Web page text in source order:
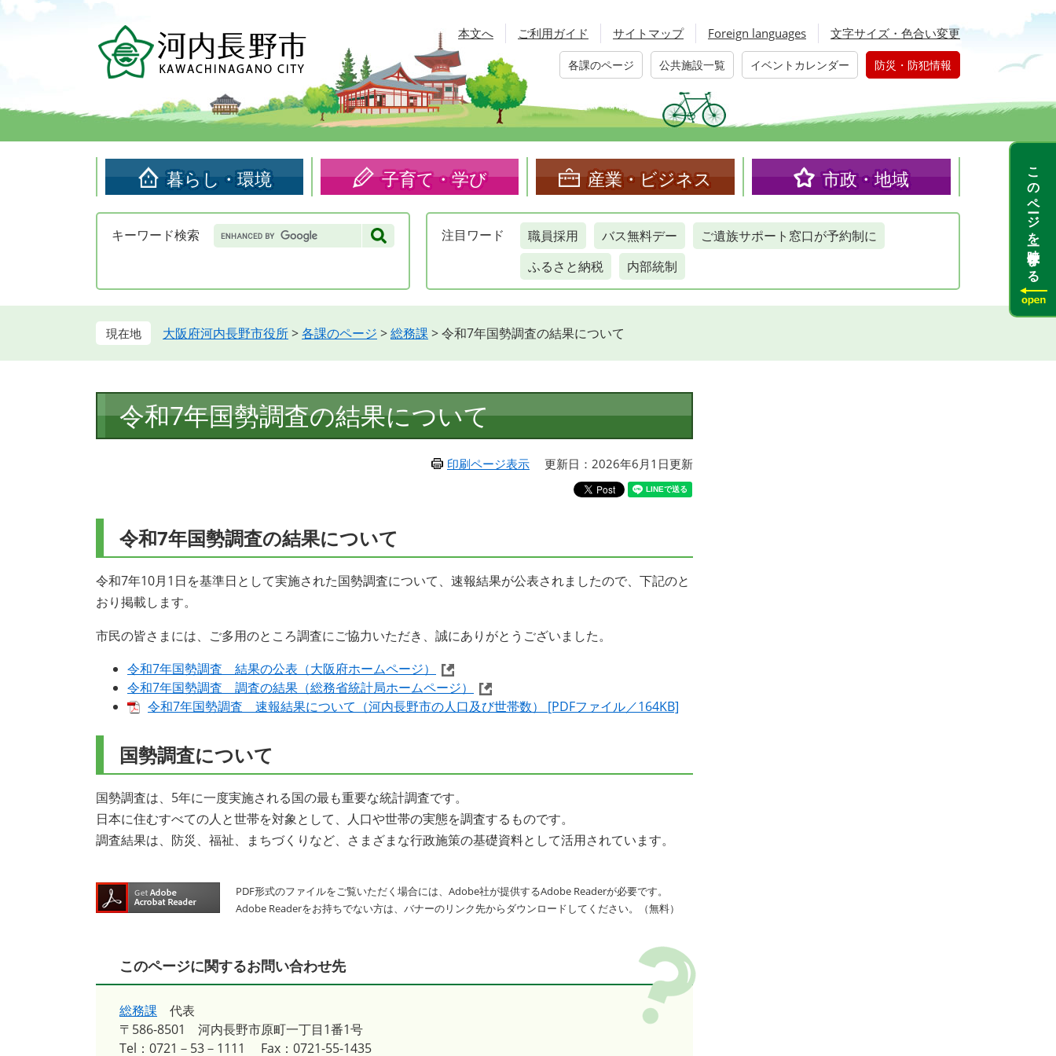
頭
す。
飛
し
本文へ ご利用ガイド サイトマップ Foreign languages 文字サイズ・色合い変更
各課のページ 公共施設一覧 イベントカレンダー 防災・防犯情報
暮らし・環境 子育て・学び 産業・ビジネス 市政・地域
キーワード検索 Google
カ
検
注目 ワード 職員採用 バス無料デー
ご遺族サポート窓口が予約制に
ふるさと納税
内部統制
大阪府河内長野市役所>各課のページ >総務課 >令和7年国勢調査の結果について
文
令和7年国勢調査の結果について
印刷ページ表示 更新日：2026年6月1日更新
令和7年国勢調査の結果について
令和7年10月1日を基準日として実施された国勢調査について、速報結果が公表されましたので、下記のと
おり掲載します。
市民の皆さまには、ご多用のところ調査にご協力いただき、誠にありがとうございました。
令和7年国勢調査 結果の公表（大阪府ホームページ）
令和7年国勢調査 調査の結果（総務省統計局ホームページ）
令和7年国勢調査 速報結果について（河内長野市の人口及び世帯数） [PDFファイル／164KB]
国勢調査について
国勢調査は、5年に一度実施される国の最も重要な統計調査です。
日本に住むすべての人と世帯を対象として、人口や世帯の実態を調査するものです。
調査結果は、防災、福祉、まちづくりなど、さまざまな行政施策の基礎資料として活用されています。
PDF形式のファイルをご覧いただく場合には、Adobe社が提供するAdobe Readerが必要です。
Adobe Readerをお持ちでない方は、バナーのリンク先からダウンロードしてください。（無料）
このページに関するお問い合わせ先
総務課
代表
〒586-8501
河内長野市原町一丁目1番1号
Tel：0721－53－1111
Fax：0721-55-1435
このページを一時保存する